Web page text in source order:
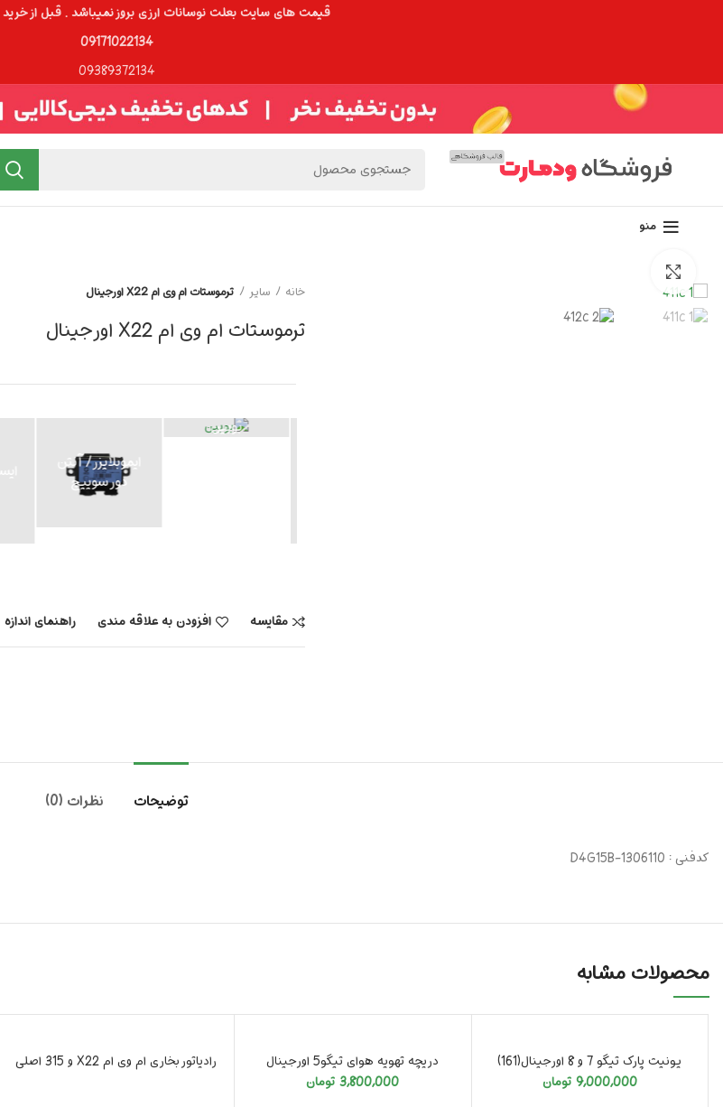
منو
خانه
سایر ترموستات ام وی ام X22 اورجینال
ترموستات ام وی ام X22 اورجینال
ایسیو خودروهای
چینی
مقایسه افزودن به علاقه مندی راهنمای اندازه
توضیحات نظرات (0)
کدفنی : D4G15B-1306110
محصولات مشابه
یونیت پارک تیگو 7 و 8 اورجینال(161)
9,000,000 تومان
دریچه تهویه هوای تیگو5 اورجینال
3,800,000 تومان
رادیاتور بخاری ام وی ام X22 و 315 اصلی
قیمت های سایت بعلت نوسانات ارزی بروز نمیباشد . قبل از
09171022134
09389372134